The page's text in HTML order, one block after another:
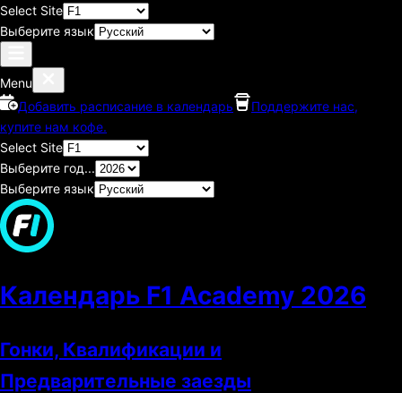
Select Site
Выберите язык
Menu
Добавить расписание в календарь
Поддержите нас,
купите нам кофе.
Select Site
Выберите год...
Выберите язык
Календарь F1 Academy 2026
Гонки, Квалификации и
Предварительные заезды